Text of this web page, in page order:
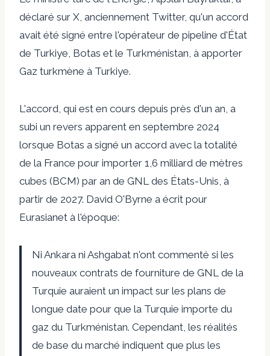
déclaré sur X, anciennement Twitter, qu'un accord
avait été signé entre l'opérateur de pipeline d'État
de Turkiye, Botas et le Turkménistan, à apporter
Gaz turkmène à Turkiye.
L'accord, qui est en cours depuis près d'un an, a
subi un revers apparent en septembre 2024
lorsque Botas a signé un accord avec la totalité
de la France pour importer 1,6 milliard de mètres
cubes (BCM) par an de GNL des États-Unis, à
partir de 2027. David O'Byrne a écrit pour
Eurasianet à l'époque:
Ni Ankara ni Ashgabat n'ont commenté si les
nouveaux contrats de fourniture de GNL de la
Turquie auraient un impact sur les plans de
longue date pour que la Turquie importe du
gaz du Turkménistan. Cependant, les réalités
de base du marché indiquent que plus les